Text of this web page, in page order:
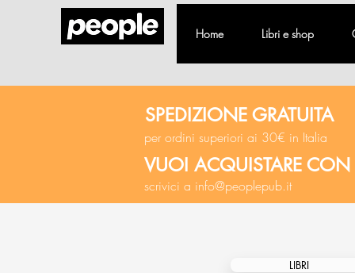
Home Libri e shop
SPEDIZIONE GRATUITA
per ordini superiori ai 30€ in Italia
VUOI ACQUISTARE CON
scrivici a info@peoplepub.it
LIBRI